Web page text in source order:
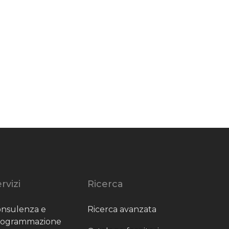
e
Ricerca
Ricerca avanzata